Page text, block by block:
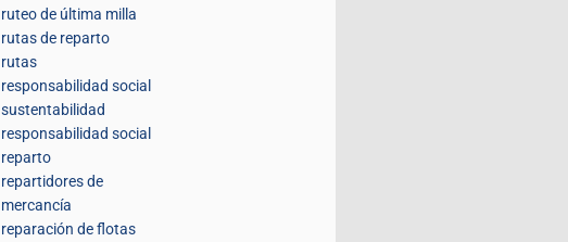
ruteo de última milla
rutas de reparto
rutas
responsabilidad social
sustentabilidad
responsabilidad social
reparto
repartidores de
mercancía
reparación de flotas